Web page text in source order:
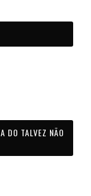
DO TALVEZ NÃO